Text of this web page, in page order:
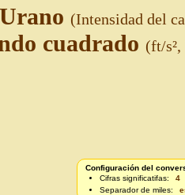
(Intensidad del
cuadrado (ft/
Configuración del
Cifras significatifas:
Separador de miles: